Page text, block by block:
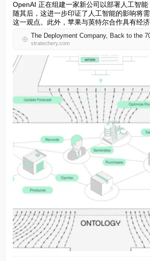
OpenAI 正在组建一家新公司以部署人工智
随其后，这进一步印证了人工智能的影响将
这一观点。此外，苹果与英特尔合作具有经济
stratechery.com